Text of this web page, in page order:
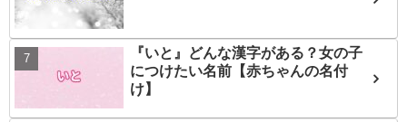
『いと』どんな漢字がある？女の子
につけたい名前【赤ちゃんの名付
け】